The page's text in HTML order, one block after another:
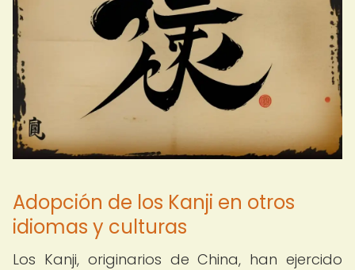
Adopción de los Kanji en otros
idiomas y culturas
Los Kanji, originarios de China, han ejercido